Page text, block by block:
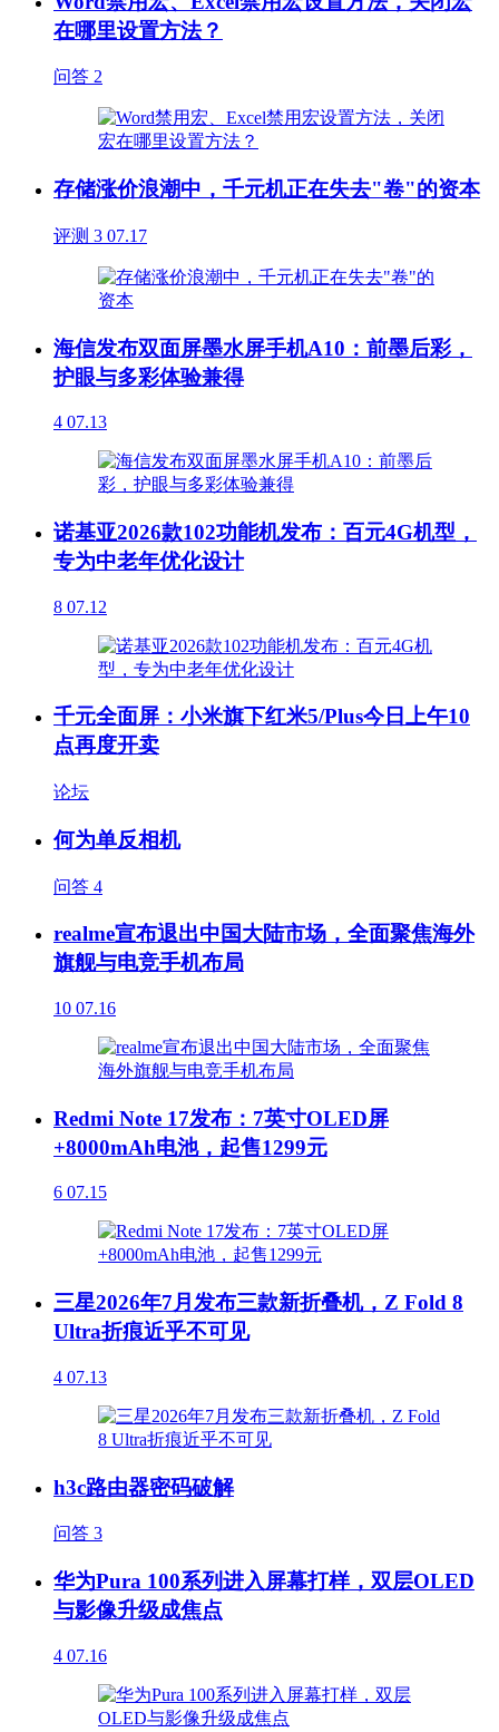
在哪里设置方法？
问答 2
存储涨价浪潮中，千元机正在失去"卷"的资本
评测 3 07.17
海信发布双面屏墨水屏手机A10：前墨后彩，
护眼与多彩体验兼得
4 07.13
诺基亚2026款102功能机发布：百元4G机型，
专为中老年优化设计
8 07.12
千元全面屏：小米旗下红米5/Plus今日上午10
点再度开卖
论坛
何为单反相机
问答 4
realme宣布退出中国大陆市场，全面聚焦海外
旗舰与电竞手机布局
10 07.16
Redmi Note 17发布：7英寸OLED屏
+8000mAh电池，起售1299元
6 07.15
三星2026年7月发布三款新折叠机，Z Fold 8
Ultra折痕近乎不可见
4 07.13
h3c路由器密码破解
问答 3
华为Pura 100系列进入屏幕打样，双层OLED
与影像升级成焦点
4 07.16